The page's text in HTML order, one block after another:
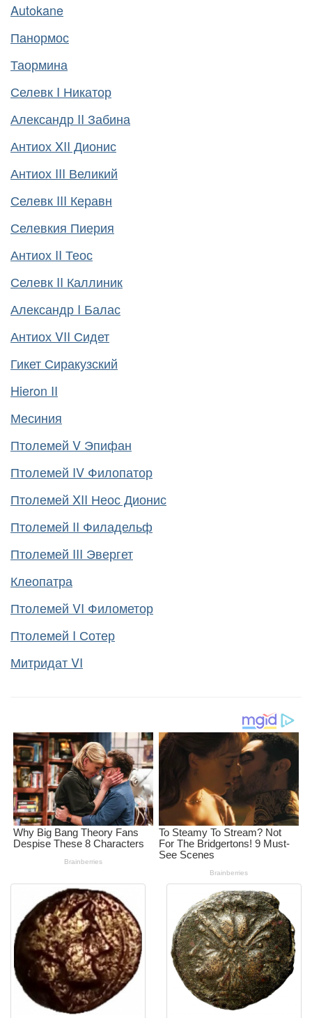
Autokane
Панормос
Таормина
Селевк I Никатор
Александр II Забина
Антиох XII Дионис
Антиох III Великий
Селевк III Керавн
Селевкия Пиерия
Антиох II Теос
Селевк II Каллиник
Александр I Балас
Антиох VII Сидет
Гикет Сиракузский
Hieron II
Месиния
Птолемей V Эпифан
Птолемей IV Филопатор
Птолемей XII Неос Дионис
Птолемей II Филадельф
Птолемей III Эвергет
Клеопатра
Птолемей VI Филометор
Птолемей I Сотер
Митридат VI